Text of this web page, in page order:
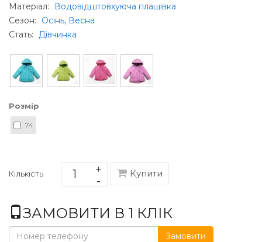
Матеріал:
Водовідштовхуюча плащівка
Сезон:
Осінь, Весна
Стать: Дівчинка
Розмір
74
Кількість Купити
ЗАМОВИТИ В 1 КЛІК
Замовити